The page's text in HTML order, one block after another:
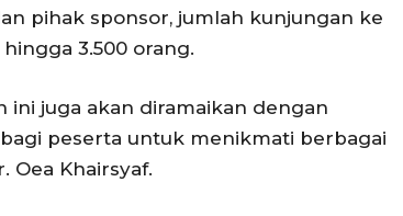
pihak sponsor, jumlah kunjungan ke
3.500 orang.
ini juga akan diramaikan dengan
peserta untuk menikmati berbagai
Oea Khairsyaf.